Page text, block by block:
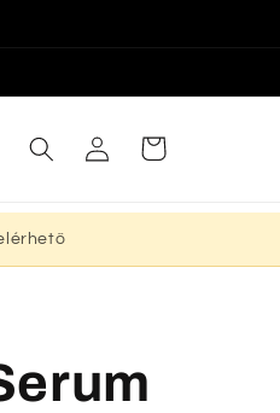
Bejelentkezés
Kosár